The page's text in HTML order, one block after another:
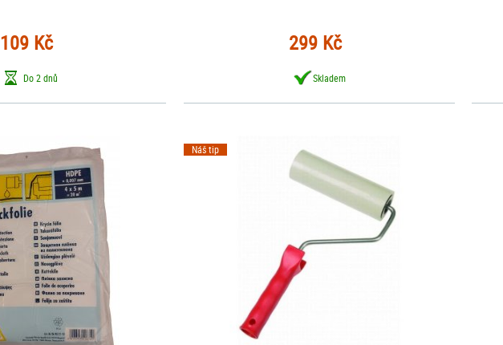
109 Kč
Do 2 dnů
299 Kč
Skladem
Náš tip